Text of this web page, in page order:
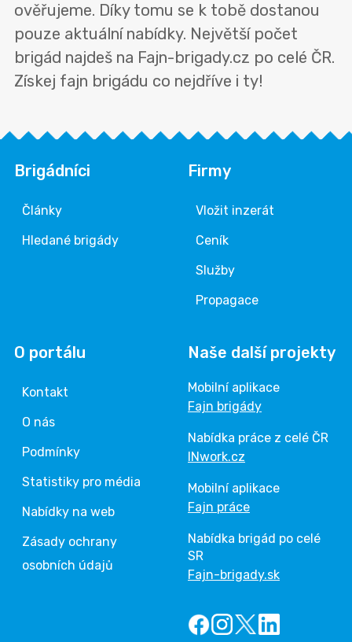
ověřujeme. Díky tomu se k tobě dostanou
pouze aktuální nabídky. Největší počet
brigád najdeš na Fajn-brigady.cz po celé ČR.
Získej fajn brigádu co nejdříve i ty!
Brigádníci
Články
Hledané brigády
Firmy
Vložit inzerát
Ceník
Služby
Propagace
O portálu
Kontakt
O nás
Podmínky
Statistiky pro média
Nabídky na web
Zásady ochrany
osobních údajů
Naše další projekty
Mobilní aplikace
Fajn brigády
Nabídka práce z celé ČR
INwork.cz
Mobilní aplikace
Fajn práce
Nabídka brigád po celé
SR
Fajn-brigady.sk